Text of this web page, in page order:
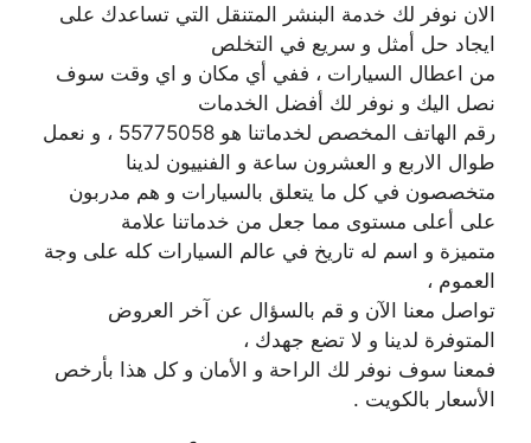
الان نوفر لك خدمة البنشر المتنقل التي تساعدك على
ايجاد حل أمثل و سريع في التخلص
من اعطال السيارات ، ففي أي مكان و اي وقت سوف
نصل اليك و نوفر لك أفضل الخدمات
رقم الهاتف المخصص لخدماتنا هو 55775058 ، و نعمل
طوال الاربع و العشرون ساعة و الفنييون لدينا
متخصصون في كل ما يتعلق بالسيارات و هم مدربون
على أعلى مستوى مما جعل من خدماتنا علامة
متميزة و اسم له تاريخ في عالم السيارات كله على وجة
العموم ،
تواصل معنا الآن و قم بالسؤال عن آخر العروض
المتوفرة لدينا و لا تضع جهدك ،
فمعنا سوف نوفر لك الراحة و الأمان و كل هذا بأرخص
الأسعار بالكويت .